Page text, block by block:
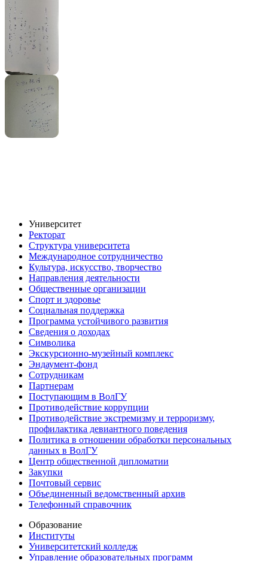
Университет
Ректорат
Структура университета
Международное сотрудничество
Культура, искусство, творчество
Направления деятельности
Общественные организации
Спорт и здоровье
Социальная поддержка
Программа устойчивого развития
Сведения о доходах
Символика
Экскурсионно-музейный комплекс
Эндаумент-фонд
Сотрудникам
Партнерам
Поступающим в ВолГУ
Противодействие коррупции
Противодействие экстремизму и терроризму,
профилактика девиантного поведения
Политика в отношении обработки персональных
данных в ВолГУ
Центр общественной дипломатии
Закупки
Почтовый сервис
Объединенный ведомственный архив
Телефонный справочник
Образование
Институты
Университетский колледж
Управление образовательных программ